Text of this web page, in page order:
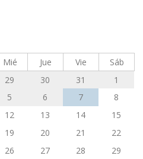
Mié Jue Vie
Sáb
29 30 31
1
5 6 7
8
12 13 14
15
19 20 21
22
26 27 28
29